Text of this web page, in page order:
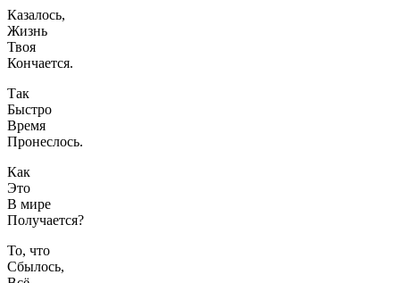
Казалось,
Жизнь
Твоя
Кончается.
Так
Быстро
Время
Пронеслось.
Как
Это
В мире
Получается?
То, что
Сбылось,